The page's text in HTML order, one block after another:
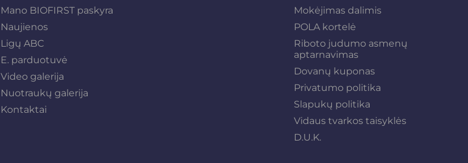
Mano BIOFIRST paskyra
Naujienos
Ligų ABC
E. parduotuvė
Video galerija
Nuotraukų galerija
Kontaktai
Mokėjimas dalimis
POLA kortelė
Riboto judumo asmenų
aptarnavimas
Dovanų kuponas
Privatumo politika
Slapukų politika
Vidaus tvarkos taisyklės
D.U.K.